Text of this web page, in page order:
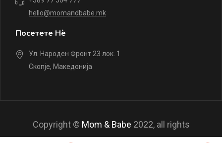
hello@momandbabe.mk
Посетете Нè
Ул. Народен Фронт 23 лок. 1
Скопје, Македонија
Copyright © Mom & Babe 2022, all rights
reserved.